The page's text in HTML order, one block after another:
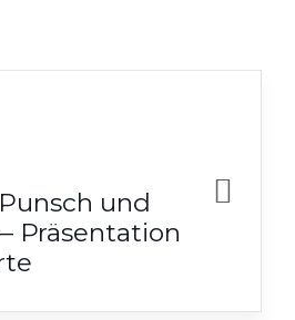
und
Präsentation